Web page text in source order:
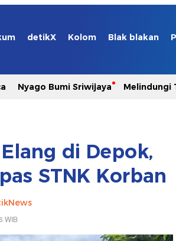
detikX Kolom Blak blakan
Nyago Bumi Sriwijaya Melindungi
di Depok,
STNK Korban
WIB